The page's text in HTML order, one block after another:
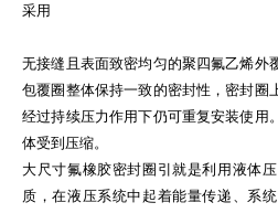
采用
无接缝且表面致密均匀的聚四氟乙烯外
包覆圈整体保持一致的密封性，密封圈
经过持续压力作用下仍可重复安装使用
体受到压缩。
大尺寸氟橡胶密封圈引就是利用液体
质，在液压系统中起着能量传递、系